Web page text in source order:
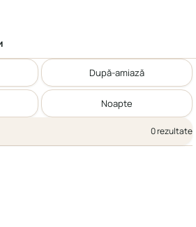
După-amiază
Noapte
0 rezultate